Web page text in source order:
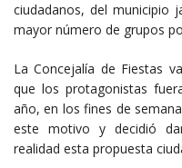
ciudadanos, del municipio
mayor número de grupos
La Concejalía de Fiestas
que los protagonistas
año, en los fines de
este motivo y decidió
realidad esta propuesta